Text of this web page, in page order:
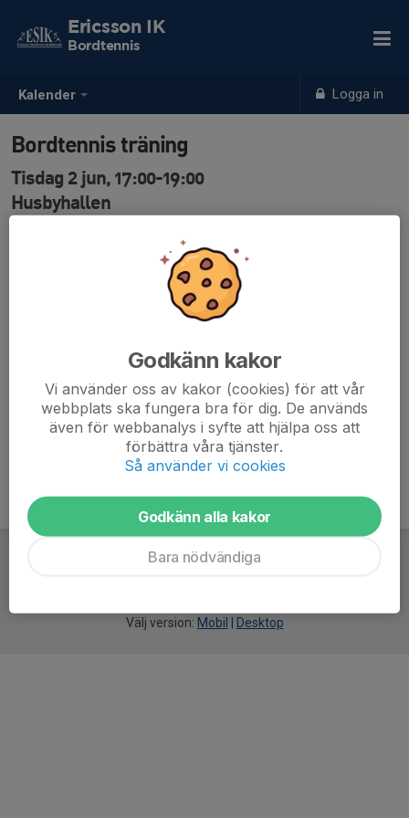
Kalender Logga in
Ericsson IK
Bordtennis
Bordtennis träning
Tisdag 2 jun, 17:00-19:00
Husbyhallen
Det går inte att anmälas sig på för pingisträning på
svenska lag. Anmälan hanteras på annats sätt. Kontakta
Håkan Björkegren 0730312140 om du vill veta mer.
Välj version: Mobil Desktop
Godkänn kakor
Vi använder oss av kakor (cookies) för att vår
webbplats ska fungera bra för dig. De används
även för webbanalys i syfte att hjälpa oss att
förbättra våra tjänster.
Så använder vi cookies
Godkänn alla kakor
Bara nödvändiga